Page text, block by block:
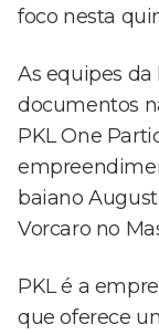
foco nesta
As equipes
documentos
PKL One
baiano
Vorcaro no
PKL é a
que oferece